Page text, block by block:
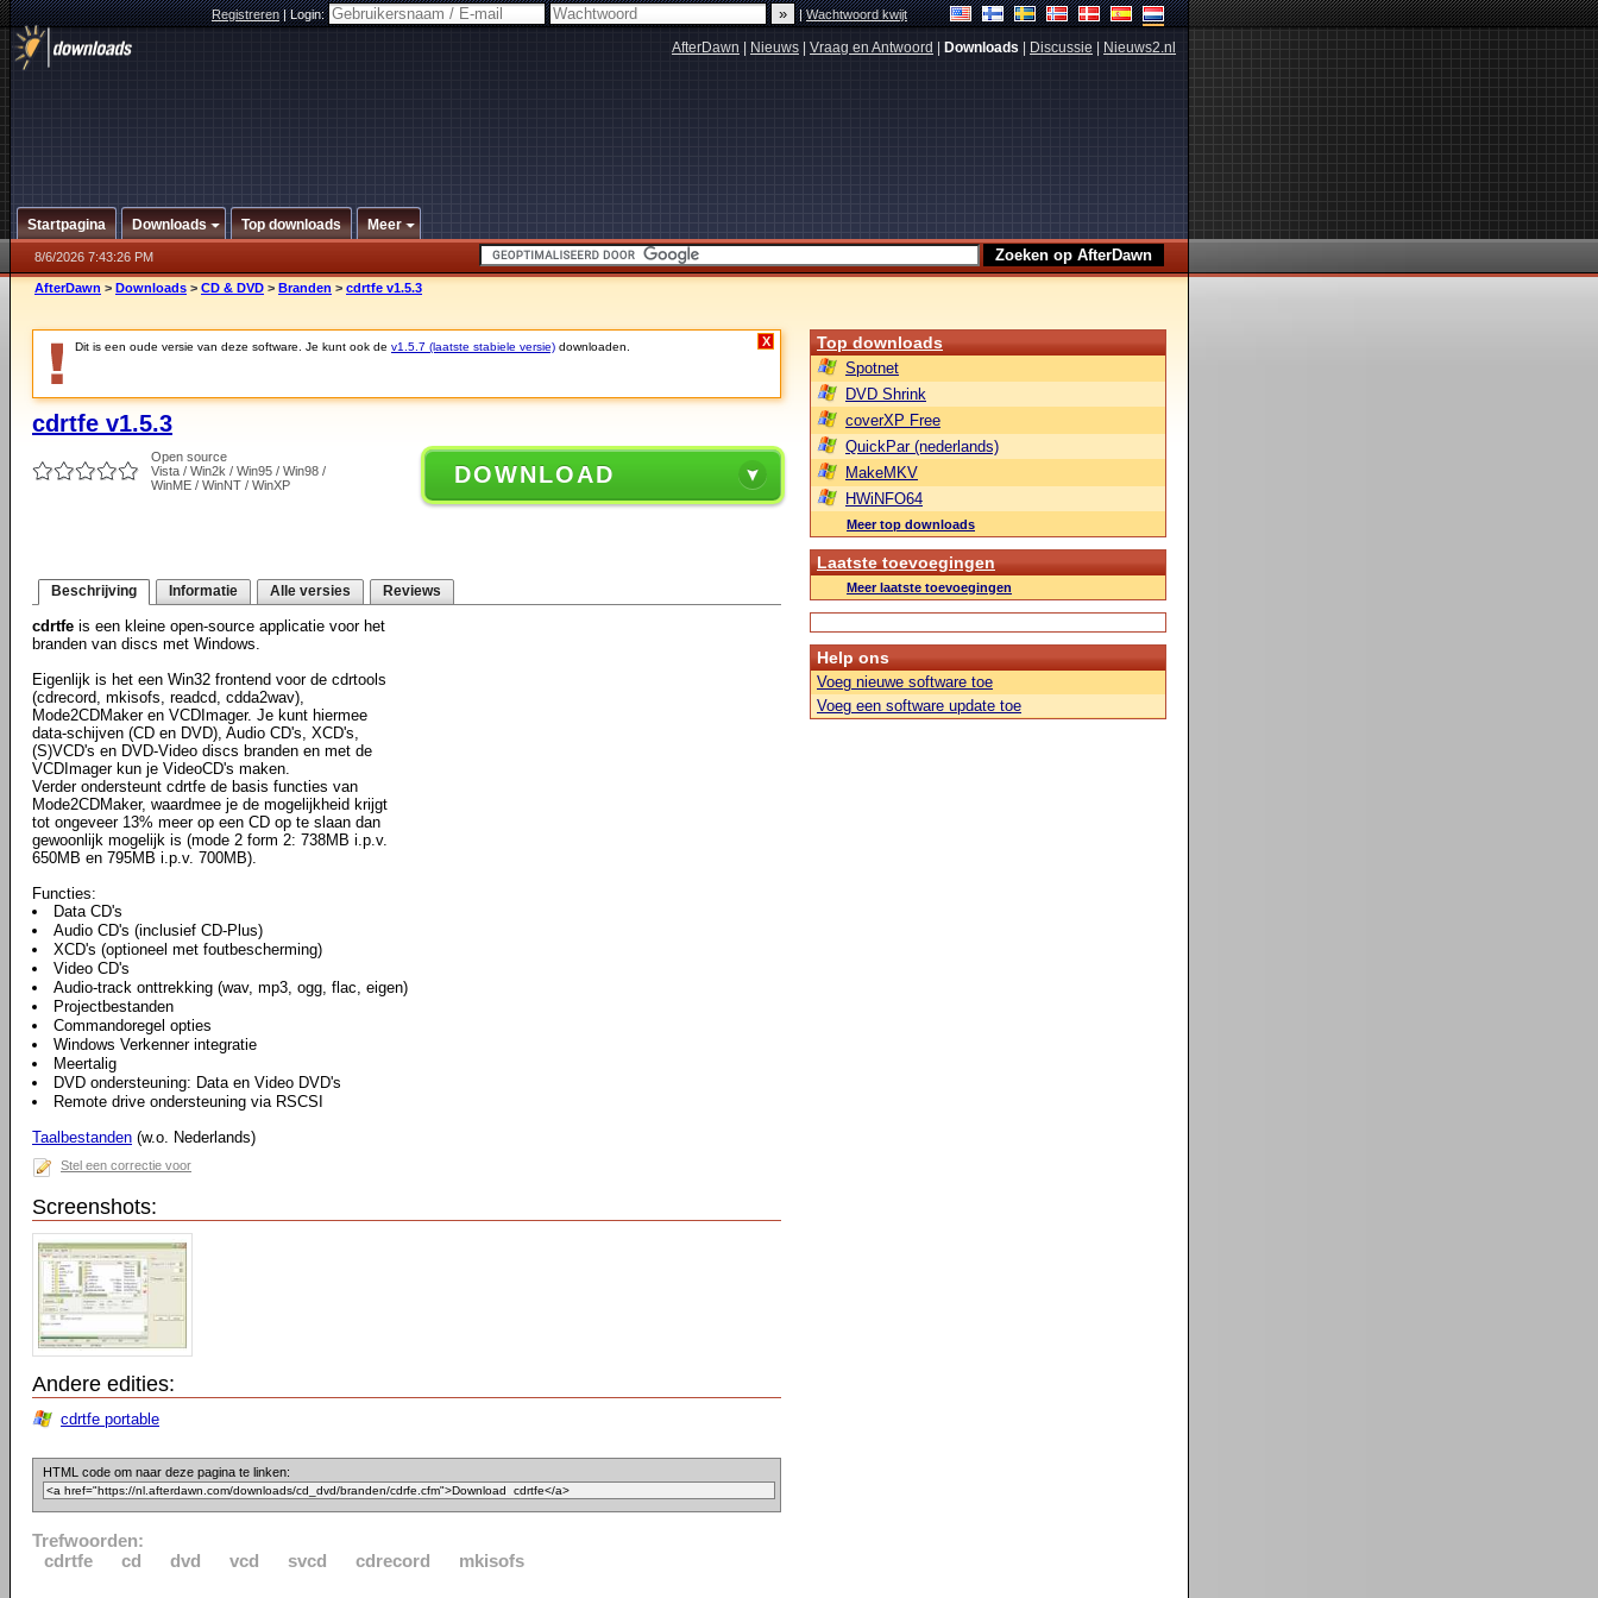
Registreren|Login: |Wachtwoord kwijt
AfterDawn Nieuws Vraag en Antwoord Downloads Discussie Nieuws2.nl
Startpagina Downloads Top downloads Meer
8/6/2026 7:43:26 PM
AfterDawn > Downloads > CD & DVD > Branden > cdrtfe v1.5.3
Dit is een oude versie van deze software. Je kunt ook de v1.5.7 (laatste stabiele versie) downloaden. X
cdrtfe v1.5.3
Open source
Vista / Win2k / Win95 / Win98 /
WinME / WinNT / WinXP
DOWNLOAD
Beschrijving Informatie Alle versies Reviews
cdrtfe is een kleine open-source applicatie voor het
branden van discs met Windows.
Eigenlijk is het een Win32 frontend voor de cdrtools
(cdrecord, mkisofs, readcd, cdda2wav),
Mode2CDMaker en VCDImager. Je kunt hiermee
data-schijven (CD en DVD), Audio CD's, XCD's,
(S)VCD's en DVD-Video discs branden en met de
VCDImager kun je VideoCD's maken.
Verder ondersteunt cdrtfe de basis functies van
Mode2CDMaker, waardmee je de mogelijkheid krijgt
tot ongeveer 13% meer op een CD op te slaan dan
gewoonlijk mogelijk is (mode 2 form 2: 738MB i.p.v.
650MB en 795MB i.p.v. 700MB).
Functies:
Data CD's
Audio CD's (inclusief CD-Plus)
XCD's (optioneel met foutbescherming)
Video CD's
Audio-track onttrekking (wav, mp3, ogg, flac, eigen)
Projectbestanden
Commandoregel opties
Windows Verkenner integratie
Meertalig
DVD ondersteuning: Data en Video DVD's
Remote drive ondersteuning via RSCSI
Taalbestanden (w.o. Nederlands)
Stel een correctie voor
Screenshots:
Andere edities:
cdrtfe portable
HTML code om naar deze pagina te linken:
Trefwoorden:
cdrtfe
cd dvd vcd svcd cdrecord mkisofs
Top downloads
Spotnet
DVD Shrink
coverXP Free
QuickPar (nederlands)
MakeMKV
HWiNFO64
Meer top downloads
Laatste toevoegingen
Meer laatste toevoegingen
Help ons
Voeg nieuwe software toe
Voeg een software update toe